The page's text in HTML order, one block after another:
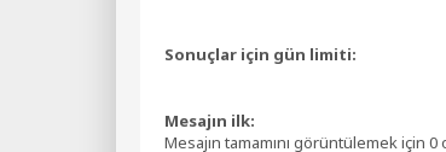
Sonuçlar için gün limiti:
Mesajın ilk:
Mesajın tamamını görüntülemek için 0